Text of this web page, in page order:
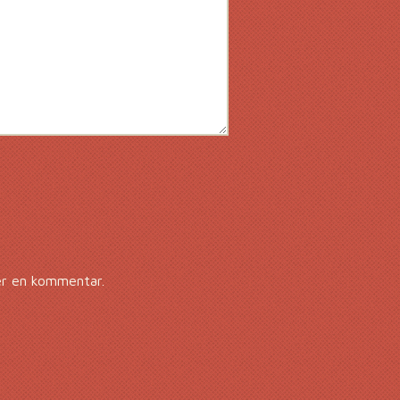
en kommentar.